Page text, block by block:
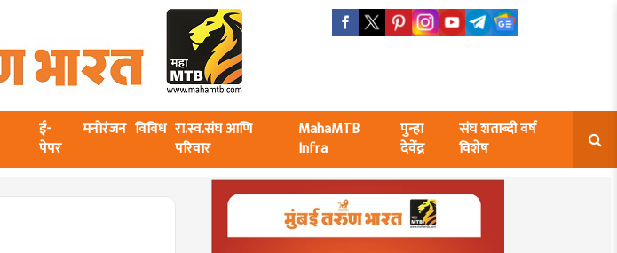
ई-
पेपर
मनोरंजन विविध रा.स्व.संघ आणि
परिवार
MahaMTB
Infra
पुन्हा
देवेंद्र
संघ शताब्दी वर्ष
विशेष